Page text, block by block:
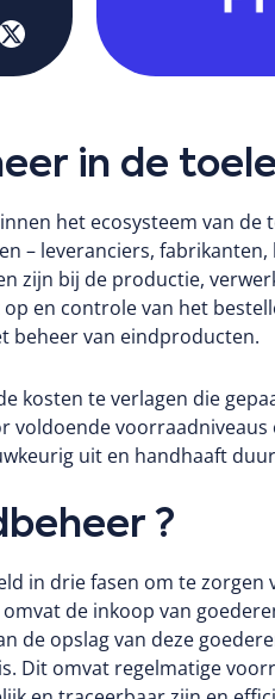
in de
het ecosysteem van de
– leveranciers,
zijn bij de productie,
en controle van het
beheer van eindproducten.
kosten te verlagen die
uit en handhaaft
?
in drie fasen om te
omvat de inkoop van
de opslag van deze
Dit omvat regelmatige